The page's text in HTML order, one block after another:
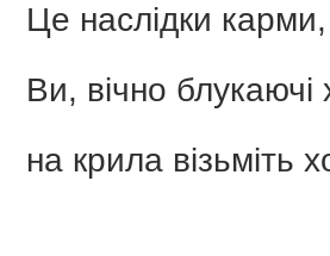
Це наслідки
Ви, вічно блукаючі
на крила візьміть